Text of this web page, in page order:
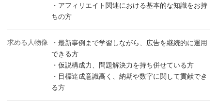
・アフィリエイト関連における基本的な知識をお持
ちの方
求める人物像
・最新事例まで学習しながら、広告を継続的に運用
できる方
・仮説構成力、問題解決力を持ち併せている方
・目標達成意識高く、納期や数字に関して貢献でき
る方